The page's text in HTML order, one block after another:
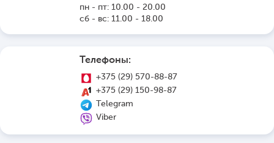
пн - пт: 10.00 - 20.00
сб - вс: 11.00 - 18.00
Телефоны:
+375 (29) 570-88-87
+375 (29) 150-98-87
Telegram
Viber